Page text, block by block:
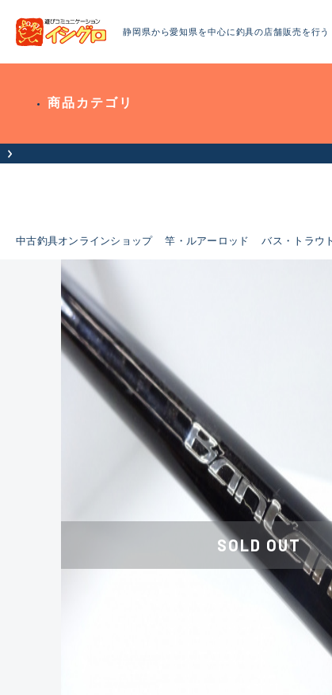
静岡県から愛知県を中心に釣具の店舗販売を行
商品カテゴリ
中古釣具オンラインショップ 竿・ルアーロッド バス・トラウ
SOLD OUT